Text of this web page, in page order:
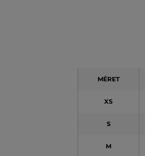
MÉRET
XS
S
M